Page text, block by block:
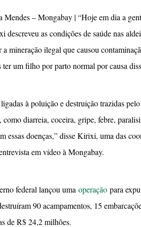
– Mongabay | “Hoje em dia a
as condições de saúde nas
a mineração ilegal que causou
ter um filho por parto normal por causa
à poluição e destruição trazidas
diarreia, coceira, gripe, febre,
essas doenças,” disse Kirixi, uma das
em vídeo à Mongabay.
federal lançou uma operação para
90 acampamentos, 15
de R$ 24,2 milhões.